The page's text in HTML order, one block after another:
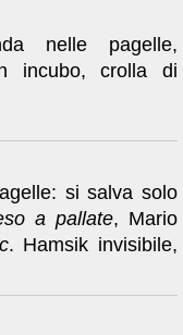
nelle pagelle,
incubo, crolla di
si salva solo
a pallate, Mario
. Hamsik invisibile,